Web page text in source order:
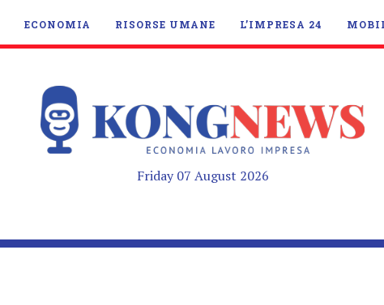
ECONOMIA RISORSE UMANE L’IMPRESA 24
Friday 07 August 2026